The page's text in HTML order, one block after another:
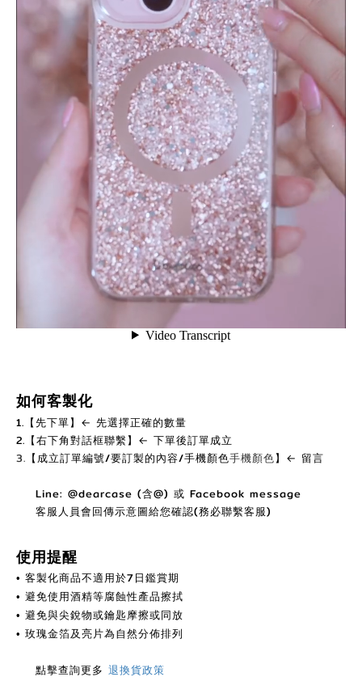
如何客製化
1.【先下單】← 先選擇正確的數量
2.【右下角對話框聯繫】← 下單後訂單成立
3. 【成立訂單編號/要訂製的內容/手機顏色手機顏色】 ← 留言
Line: @dearcase (含@) 或 Facebook message
客服人員會回傳示意圖給您確認(務必聯繫客服)
使用提醒
• 客製化商品不適用於7日鑑賞期
• 避免使用酒精等腐蝕性產品擦拭
• 避免與尖銳物或鑰匙摩擦或同放
• 玫瑰金箔及亮片為自然分佈排列
點擊查詢更多 退換貨政策